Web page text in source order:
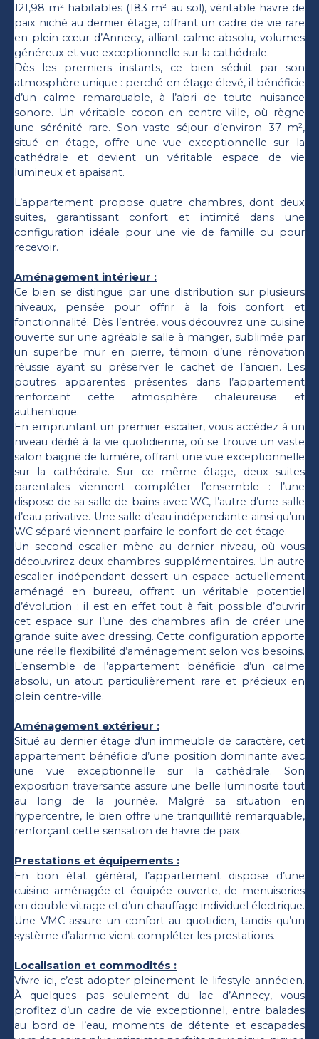
121,98 m² habitables (183 m² au sol), véritable havre de
paix niché au dernier étage, offrant un cadre de vie rare
en plein cœur d’Annecy, alliant calme absolu, volumes
généreux et vue exceptionnelle sur la cathédrale.
Dès les premiers instants, ce bien séduit par son
atmosphère unique : perché en étage élevé, il bénéficie
d’un calme remarquable, à l’abri de toute nuisance
sonore. Un véritable cocon en centre-ville, où règne
une sérénité rare. Son vaste séjour d’environ 37 m²,
situé en étage, offre une vue exceptionnelle sur la
cathédrale et devient un véritable espace de vie
lumineux et apaisant.
L’appartement propose quatre chambres, dont deux
suites, garantissant confort et intimité dans une
configuration idéale pour une vie de famille ou pour
recevoir.
Aménagement intérieur :
Ce bien se distingue par une distribution sur plusieurs
niveaux, pensée pour offrir à la fois confort et
fonctionnalité. Dès l’entrée, vous découvrez une cuisine
ouverte sur une agréable salle à manger, sublimée par
un superbe mur en pierre, témoin d’une rénovation
réussie ayant su préserver le cachet de l’ancien. Les
poutres apparentes présentes dans l’appartement
renforcent cette atmosphère chaleureuse et
authentique.
En empruntant un premier escalier, vous accédez à un
niveau dédié à la vie quotidienne, où se trouve un vaste
salon baigné de lumière, offrant une vue exceptionnelle
sur la cathédrale. Sur ce même étage, deux suites
parentales viennent compléter l’ensemble : l’une
dispose de sa salle de bains avec WC, l’autre d’une salle
d’eau privative. Une salle d’eau indépendante ainsi qu’un
WC séparé viennent parfaire le confort de cet étage.
Un second escalier mène au dernier niveau, où vous
découvrirez deux chambres supplémentaires. Un autre
escalier indépendant dessert un espace actuellement
aménagé en bureau, offrant un véritable potentiel
d’évolution : il est en effet tout à fait possible d’ouvrir
cet espace sur l’une des chambres afin de créer une
grande suite avec dressing. Cette configuration apporte
une réelle flexibilité d’aménagement selon vos besoins.
L’ensemble de l’appartement bénéficie d’un calme
absolu, un atout particulièrement rare et précieux en
plein centre-ville.
Aménagement extérieur :
Situé au dernier étage d’un immeuble de caractère, cet
appartement bénéficie d’une position dominante avec
une vue exceptionnelle sur la cathédrale. Son
exposition traversante assure une belle luminosité tout
au long de la journée. Malgré sa situation en
hypercentre, le bien offre une tranquillité remarquable,
renforçant cette sensation de havre de paix.
Prestations et équipements :
En bon état général, l’appartement dispose d’une
cuisine aménagée et équipée ouverte, de menuiseries
en double vitrage et d’un chauffage individuel électrique.
Une VMC assure un confort au quotidien, tandis qu’un
système d’alarme vient compléter les prestations.
Localisation et commodités :
Vivre ici, c’est adopter pleinement le lifestyle annécien.
À quelques pas seulement du lac d’Annecy, vous
profitez d’un cadre de vie exceptionnel, entre balades
au bord de l’eau, moments de détente et escapades